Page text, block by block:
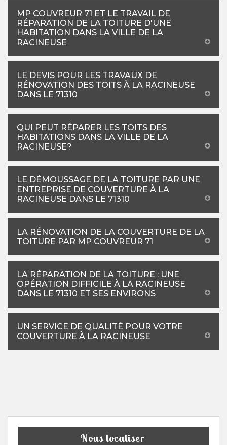
MP COUVREUR 71 ET LE TRAVAIL DE
RÉPARATION DE LA TOITURE D'UNE
HABITATION DANS LA VILLE DE LA
RACINEUSE
LE DEVIS POUR LES TRAVAUX DE
RÉNOVATION DES TOITS À LA RACINEUSE
DANS LE 71310
QUI PEUT RÉPARER LES TOITS DES
HABITATIONS DANS LA VILLE DE LA
RACINEUSE?
LE DÉMOUSSAGE DE LA TOITURE PAR UNE
ENTREPRISE DE COUVERTURE À LA
RACINEUSE DANS LE 71310
LA RÉNOVATION DE LA COUVERTURE DE LA
TOITURE PAR MP COUVREUR 71
LA RÉPARATION DE LA TOITURE : UNE
OPÉRATION DIFFICILE À LA RACINEUSE
DANS LE 71310 ET SES ENVIRONS
UN SERVICE DE QUALITÉ POUR VOTRE
COUVERTURE À LA RACINEUSE
Nous localiser